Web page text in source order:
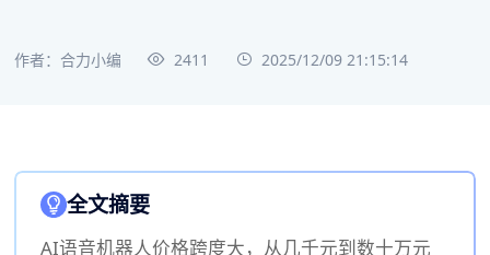
作者：合力小编 2411 2025/12/09 21:15:14
全文摘要
AI语音机器人价格跨度大，从几千元到数十万元